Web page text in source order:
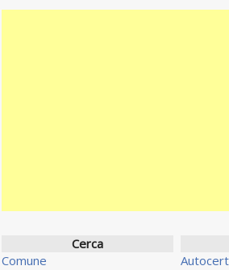
Cerca
Comune